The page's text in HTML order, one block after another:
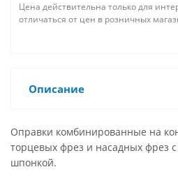
Цена действительна только для
отличаться от цен в розничных
Описание
Оправки комбинированные на
торцевых фрез и насадных фрез
шпонкой.